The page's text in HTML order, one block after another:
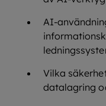
AI-
Vilka
datalagring